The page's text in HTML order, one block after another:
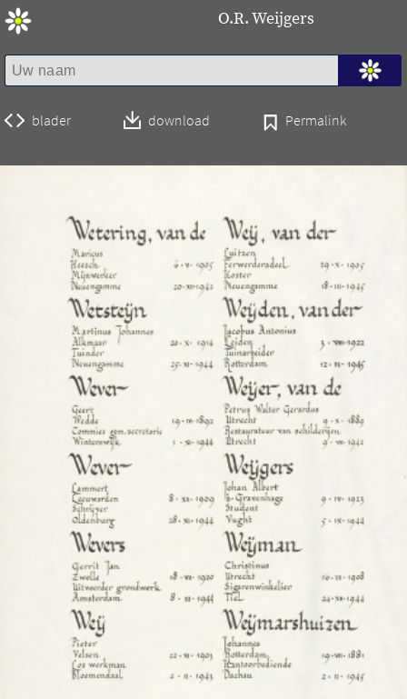
O.R. Weijgers
blader download Permalink